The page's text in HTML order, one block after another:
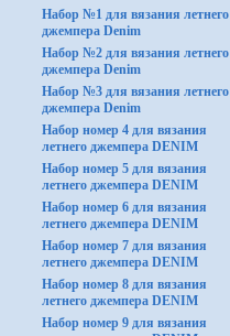
Набор №1 для вязания летнего
джемпера Denim
Набор №2 для вязания летнего
джемпера Denim
Набор №3 для вязания летнего
джемпера Denim
Набор номер 4 для вязания
летнего джемпера DENIM
Набор номер 5 для вязания
летнего джемпера DENIM
Набор номер 6 для вязания
летнего джемпера DENIM
Набор номер 7 для вязания
летнего джемпера DENIM
Набор номер 8 для вязания
летнего джемпера DENIM
Набор номер 9 для вязания